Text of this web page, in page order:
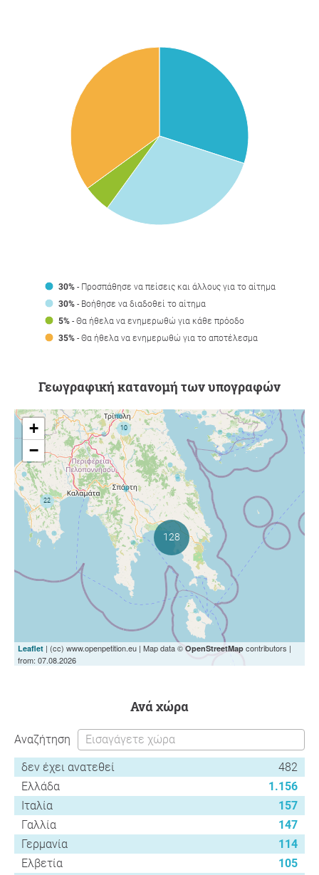
30% - Προσπάθησε να πείσεις και άλλους για το αίτημα
30% - Βοήθησε να διαδοθεί το αίτημα
5% - Θα ήθελα να ενημερωθώ για κάθε πρόοδο
35% - Θα ήθελα να ενημερωθώ για το αποτέλεσμα
Γεωγραφική κατανομή των υπογραφών
+
−
Leaflet | (cc) www.openpetition.eu | Map data © OpenStreetMap contributors |
from: 07.08.2026
ανά χώρα
Αναζήτηση
δεν έχει ανατεθεί
482
Ελλάδα
1.156
Ιταλία
157
Γαλλία
147
Γερμανία
114
Ελβετία
105